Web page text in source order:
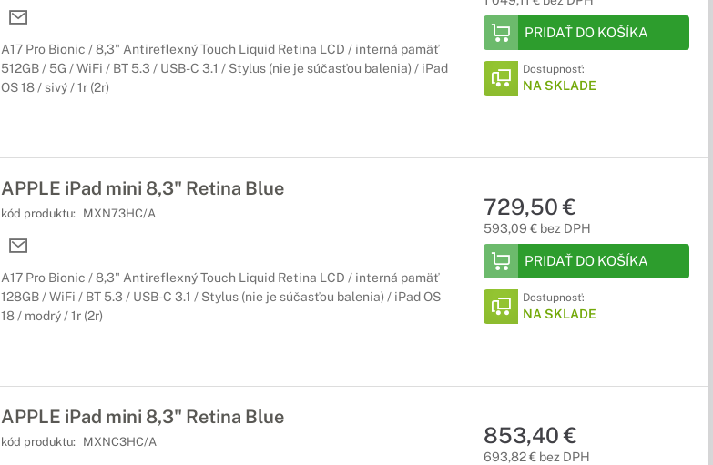
A17 Pro Bionic / 8,3" Antireflexný Touch Liquid Retina LCD / interná pamäť
512GB / 5G / WiFi / BT 5.3 / USB-C 3.1 / Stylus (nie je súčasťou balenia) / iPad
OS 18 / sivý / 1r (2r)
PRIDAŤ DO KOŠÍKA
Dostupnosť:
NA SKLADE
APPLE iPad mini 8,3" Retina Blue
kód produktu: MXN73HC/A
A17 Pro Bionic / 8,3" Antireflexný Touch Liquid Retina LCD / interná pamäť
128GB / WiFi / BT 5.3 / USB-C 3.1 / Stylus (nie je súčasťou balenia) / iPad OS
18 / modrý / 1r (2r)
729,50 €
593,09 € bez DPH
PRIDAŤ DO KOŠÍKA
Dostupnosť:
NA SKLADE
APPLE iPad mini 8,3" Retina Blue
kód produktu: MXNC3HC/A 853,40 €
693,82 € bez DPH